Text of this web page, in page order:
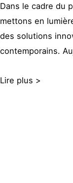
Dans le cadre du
mettons en
des solutions
contemporains.
Lire plus >